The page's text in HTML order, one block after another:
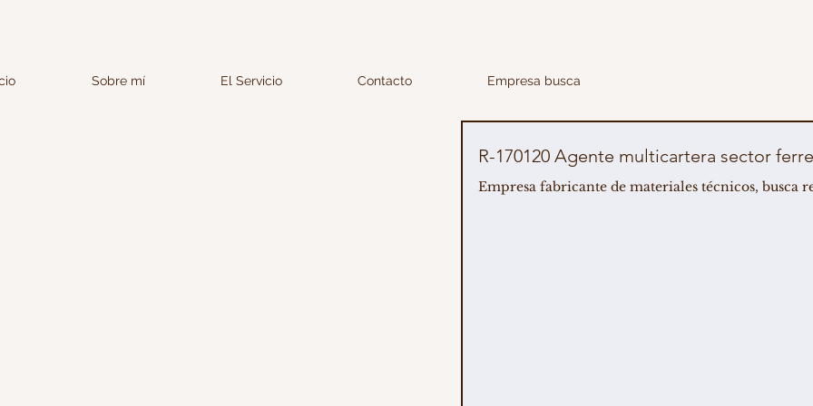
Sobre mí El Servicio Contacto Empresa busca
Empresa fabricante de materiales técnicos, busca